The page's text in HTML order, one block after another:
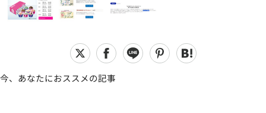
今、あなたにおススメの記事